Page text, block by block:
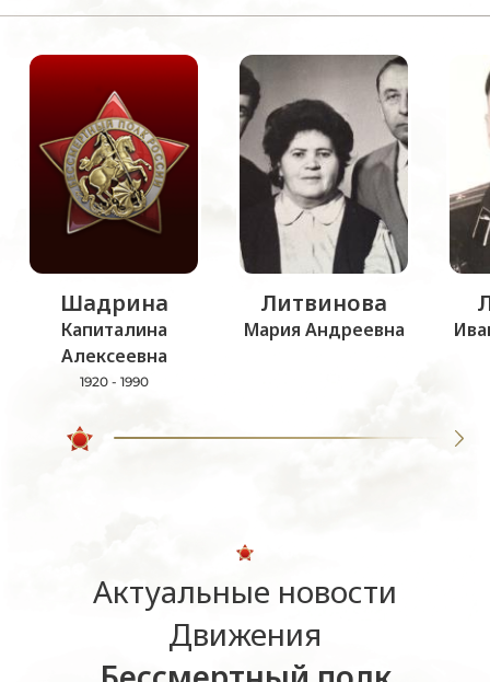
Шадрина
Капиталина
Алексеевна
1920 - 1990
Литвинова
Мария Андреевна
Актуальные новости
Движения